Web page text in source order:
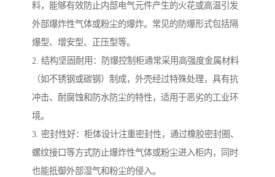
料，能够有效防止内部电气元件产生的火花或高温引发
外部爆炸性气体或粉尘的爆炸。常见的防爆形式包括隔
爆型、增安型、正压型等。
2. 结构坚固耐用：防爆控制柜通常采用高强度金属材料
（如不锈钢或碳钢）制成，外壳经过特殊处理，具有抗
冲击、耐腐蚀和防水防尘的特性，适用于恶劣的工业环
境。
3. 密封性好：柜体设计注重密封性，通过橡胶密封圈、
螺纹接口等方式防止爆炸性气体或粉尘进入柜内，同时
也能抵御外部湿气和粉尘的侵入。